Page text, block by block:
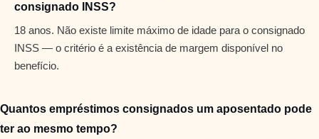
consignado INSS?
18 anos. Não existe limite máximo de idade para o consignado
INSS — o critério é a existência de margem disponível no
benefício.
Quantos empréstimos consignados um aposentado pode
ter ao mesmo tempo?